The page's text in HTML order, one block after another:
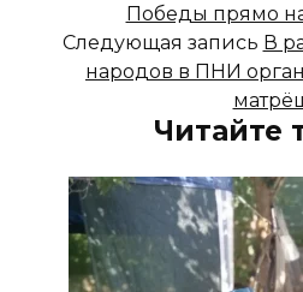
Победы прямо
Следующая запись В
народов в ПНИ
Читайте